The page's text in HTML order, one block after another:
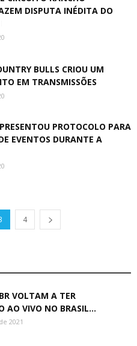
DISPUTA INÉDITA DO
BULLS CRIOU UM
EM TRANSMISSÕES
PROTOCOLO PARA
EVENTOS DURANTE A
4
VOLTAM A TER
AO VIVO NO BRASIL...
2021